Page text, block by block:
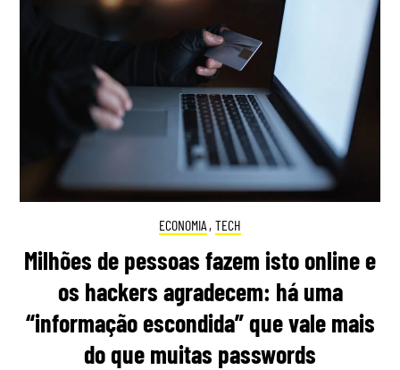
ECONOMIA , TECH
Milhões de pessoas fazem isto online e
os hackers agradecem: há uma
“informação escondida” que vale mais
do que muitas passwords